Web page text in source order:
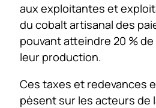
aux exploitantes et
du cobalt artisanal des
pouvant atteindre 20 %
leur production.
Ces taxes et redevances
pèsent sur les acteurs de